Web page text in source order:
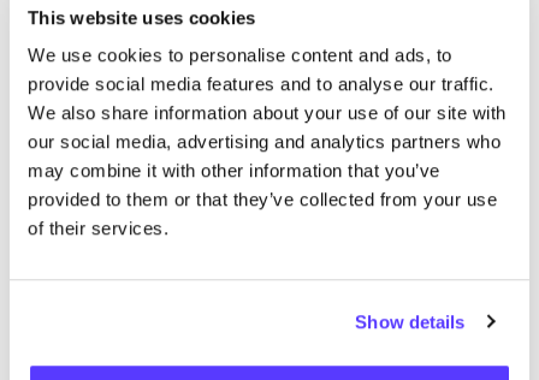
This website uses cookies
We use cookies to personalise content and ads, to
provide social media features and to analyse our traffic.
We also share information about your use of our site with
our social media, advertising and analytics partners who
may combine it with other information that you’ve
provided to them or that they’ve collected from your use
of their services.
Show details